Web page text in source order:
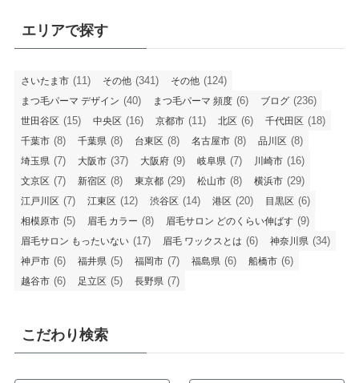
エリアで探す
さいたま市 (11) その他 (341) その他 (124)
まつ毛パーマ デザイン (40) まつ毛パーマ 頻度 (6) ブログ (236)
世田谷区 (15) 中央区 (16) 京都市 (11) 北区 (6) 千代田区 (18)
千葉市 (8) 千葉県 (8) 台東区 (8) 名古屋市 (8) 品川区 (8)
埼玉県 (7) 大阪市 (37) 大阪府 (9) 岐阜県 (7) 川崎市 (16)
文京区 (7) 新宿区 (8) 東京都 (29) 松山市 (8) 横浜市 (29)
江戸川区 (7) 江東区 (12) 渋谷区 (14) 港区 (20) 目黒区 (6)
相模原市 (5) 眉毛 カラー (8) 眉毛サロン どのくらい伸ばす (9)
眉毛サロン もったいない (17) 眉毛 ワックスとは (6) 神奈川県 (34)
神戸市 (6) 福井県 (5) 福岡市 (7) 福島県 (6) 船橋市 (6)
越谷市 (6) 足立区 (5) 長野県 (7)
こだわり検索